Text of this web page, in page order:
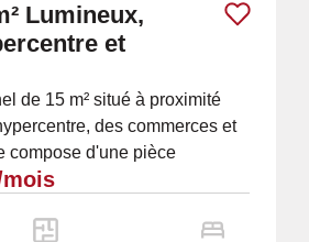
Lumineux,
et
de 15 m² situé à proximité
des commerces et
compose d'une pièce
d'une cuisine équipée,...
mois